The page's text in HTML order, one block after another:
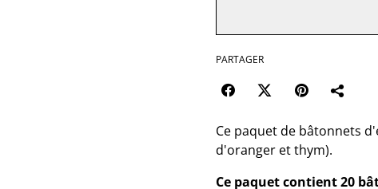
PARTAGER
Ce paquet de bâtonnets
d'oranger et thym).
Ce paquet contient 20